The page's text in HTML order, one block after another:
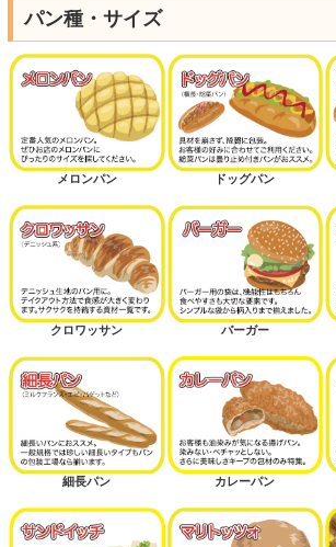
パン種・サイズ
メロンパン ドッグパン
クロワッサン バーガー
細長パン カレーパン